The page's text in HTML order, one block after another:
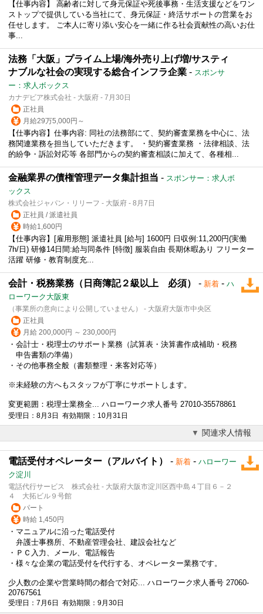
【仕事内容】 高齢者に対して身元保証や死後事務・生活支援などをワン
ストップで提供している当社にて、身元保証・終活サポートの営業をお
任せします。 ご本人に寄り添い安心を一緒に作る社会貢献性の高いお仕
事...
法務「大阪」プライム上場/海外売り上げ増/サスティ
ナブルな社会の実現する総合インフラ企業 - スポンサ
ー：求人ボックス
カナデビア株式会社 - 大阪府 - 7月30日
正社員
月給29万5,000円～
【仕事内容】仕事内容: 同社の法務部にて、契約審査業務を中心に、法
務関連業務を担当していただきます。 ・契約審査業務 ・法律相談、法
的紛争・訴訟対応等 各部門からの契約審査相談に加えて、各種相...
金融業界の債権管理データ集計担当 - スポンサー：求人ボ
ックス
株式会社ジャパン・リリーフ - 大阪府 - 8月7日
正社員 / 派遣社員
時給1,600円
【仕事内容】[雇用形態] 派遣社員 [給与] 1600円 日収例:11,200円(実働
7h/日) 研修14日間:給与同条件 [特徴] 服装自由 長期休暇あり フリーター
活躍 研修・教育制度充...
会計・税務業務（日商簿記２級以上 必須） - 新着 - ハ
ローワーク大阪東
（事業所の意向により公開していません） - 大阪府大阪市中央区
正社員
月給 200,000円 ～ 230,000円
・会計士・税理士のサポート業務（試算表・決算書作成補助・税務
申告書類の準備）
・その他事務全般（書類整理・来客対応等）
※未経験の方へもスタッフが丁寧にサポートします。
変更範囲：税理士業務全... ハローワーク求人番号 27010-35578861
受理日：8月3日 有効期限：10月31日
関連求人情報
電話受付オペレーター（アルバイト） - 新着 - ハローワー
ク淀川
電話代行サービス 株式会社 - 大阪府大阪市淀川区西中島４丁目６－２
４ 大拓ビル９号館
パート
時給 1,450円
・マニュアルに沿った電話受付
弁護士事務所 、不動産管理会社、建設会社など
・ＰＣ入力、メール、電話報告
・様々な企業の電話受付を代行する、オペレーター業務です。
少人数の企業や営業時間の都合で対応... ハローワーク求人番号 27060-
20767561
受理日：7月6日 有効期限：9月30日